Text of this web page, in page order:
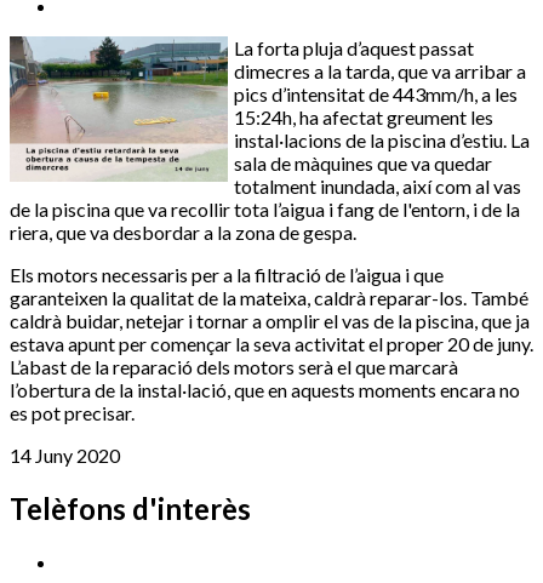
La forta pluja d’aquest passat
dimecres a la tarda, que va arribar a
pics d’intensitat de 443mm/h, a les
15:24h, ha afectat greument les
instal·lacions de la piscina d’estiu. La
sala de màquines que va quedar
totalment inundada, així com al vas
de la piscina que va recollir tota l’aigua i fang de l'entorn, i de la
riera, que va desbordar a la zona de gespa.
Els motors necessaris per a la filtració de l’aigua i que
garanteixen la qualitat de la mateixa, caldrà reparar-los. També
caldrà buidar, netejar i tornar a omplir el vas de la piscina, que ja
estava apunt per començar la seva activitat el proper 20 de juny.
L’abast de la reparació dels motors serà el que marcarà
l’obertura de la instal·lació, que en aquests moments encara no
es pot precisar.
14 Juny 2020
Telèfons d'interès